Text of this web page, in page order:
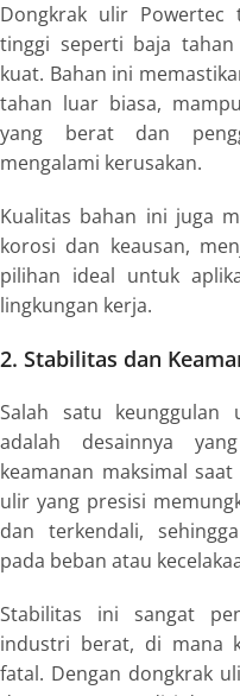
Dongkrak ulir
tinggi seperti baja
kuat. Bahan ini
tahan luar biasa,
yang berat dan
mengalami kerusakan.
Kualitas bahan ini juga
korosi dan keausan,
pilihan ideal untuk
lingkungan kerja.
2. Stabilitas dan
Salah satu keunggulan
adalah desainnya
keamanan maksimal
ulir yang presisi
dan terkendali,
pada beban atau
Stabilitas ini sangat
industri berat, di mana
fatal. Dengan dongkrak